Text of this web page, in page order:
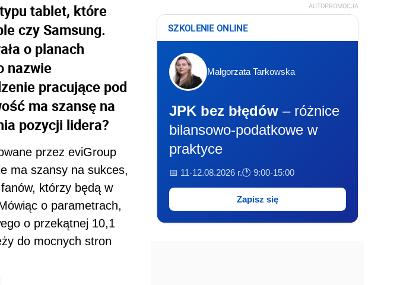
tablet, które
czy Samsung.
o planach
nazwie
pracujące pod
ma szansę na
pozycji lidera?
przez eviGroup
ma szansy na sukces,
którzy będą w
o parametrach,
o przekątnej 10,1
do mocnych stron
AUTOPROMOCJA
SZKOLENIE ONLINE
Małgorzata Tarkowska
JPK bez błędów – różnice
bilansowo-podatkowe w
praktyce
📅 11-12.08.2026 r.🕐 9:00-15:00
Zapisz się